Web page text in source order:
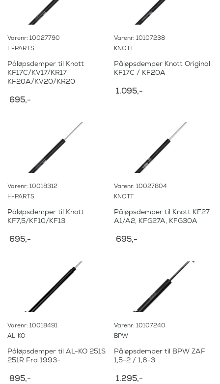
Varenr: 10027790
H-PARTS
Påløpsdemper til Knott
KF17C/KV17/KR17
KF20A/KV20/KR20
695,-
Varenr: 10107238
KNOTT
Påløpsdemper Knott Original
KF17C / KF20A
1.095,-
Varenr: 10018312
H-PARTS
Påløpsdemper til Knott
KF7,5/KF10/KF13
695,-
Varenr: 10027804
KNOTT
Påløpsdemper til Knott KF27
A1/A2, KFG27A, KFG30A
695,-
Varenr: 10018491
AL-KO
Påløpsdemper til AL-KO 251S
251R Fra 1993-
895,-
Varenr: 10107240
BPW
Påløpsdemper til BPW ZAF
1,5-2 / 1,6-3
1.295,-